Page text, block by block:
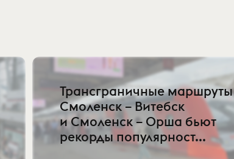
Трансграничные маршруты
Смоленск – Витебск
и Смоленск – Орша бьют
рекорды популярност...